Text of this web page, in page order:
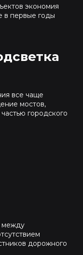
экономия
в первые годы
все чаще
мостов,
городского
между
дорожного